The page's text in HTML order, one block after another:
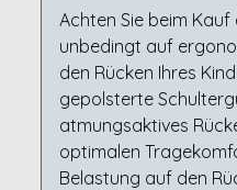
Achten Sie beim
unbedingt auf
den Rücken Ihres
gepolsterte
atmungsaktives
optimalen
Belastung auf den